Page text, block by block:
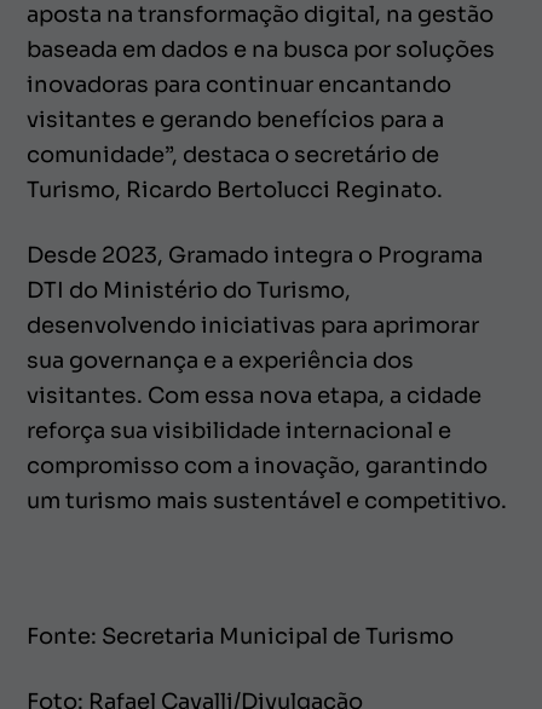
aposta na transformação digital, na gestão
baseada em dados e na busca por soluções
inovadoras para continuar encantando
visitantes e gerando benefícios para a
comunidade”, destaca o secretário de
Turismo, Ricardo Bertolucci Reginato.
Desde 2023, Gramado integra o Programa
DTI do Ministério do Turismo,
desenvolvendo iniciativas para aprimorar
sua governança e a experiência dos
visitantes. Com essa nova etapa, a cidade
reforça sua visibilidade internacional e
compromisso com a inovação, garantindo
um turismo mais sustentável e competitivo.
Fonte: Secretaria Municipal de Turismo
Foto: Rafael Cavalli/Divulgação